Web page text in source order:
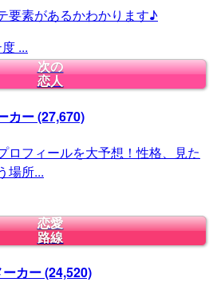
要素があるかわかります♪
...
次の
恋人
カー(27,670)
ロフィールを大予想！性格、見た
場所...
恋愛
路線
カー(24,520)